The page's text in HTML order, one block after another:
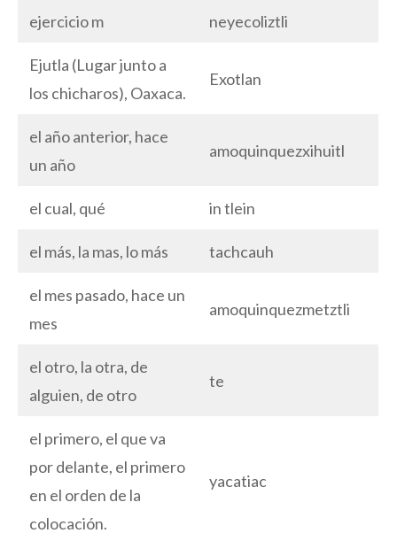
ejercicio m neyecoliztli
Ejutla (Lugar junto a
los chicharos), Oaxaca.
Exotlan
el año anterior, hace
un año
amoquinquezxihuitl
el cual, qué in tlein
el más, la mas, lo más tachcauh
el mes pasado, hace un
mes
amoquinquezmetztli
el otro, la otra, de
alguien, de otro
te
el primero, el que va
por delante, el primero
en el orden de la
colocación.
yacatiac